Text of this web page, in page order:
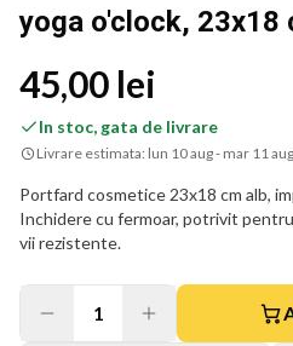
yoga o'clock, 23x18
45,00 lei
In stoc, gata de livrare
Livrare estimata: lun 10 aug - mar 11 aug
Portfard cosmetice 23x18 cm alb,
Inchidere cu fermoar, potrivit
vii rezistente.
1